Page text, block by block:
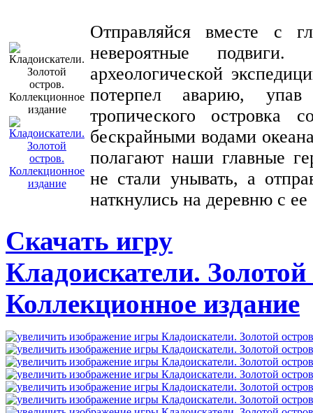
Отправляйся вместе с
невероятные
археологической
потерпел аварию,
тропического островка
бескрайными водами
полагают наши главные
не стали унывать, а
наткнулись на деревню с ее
Скачать игру
Кладоискатели. Золотой
Коллекционное издание